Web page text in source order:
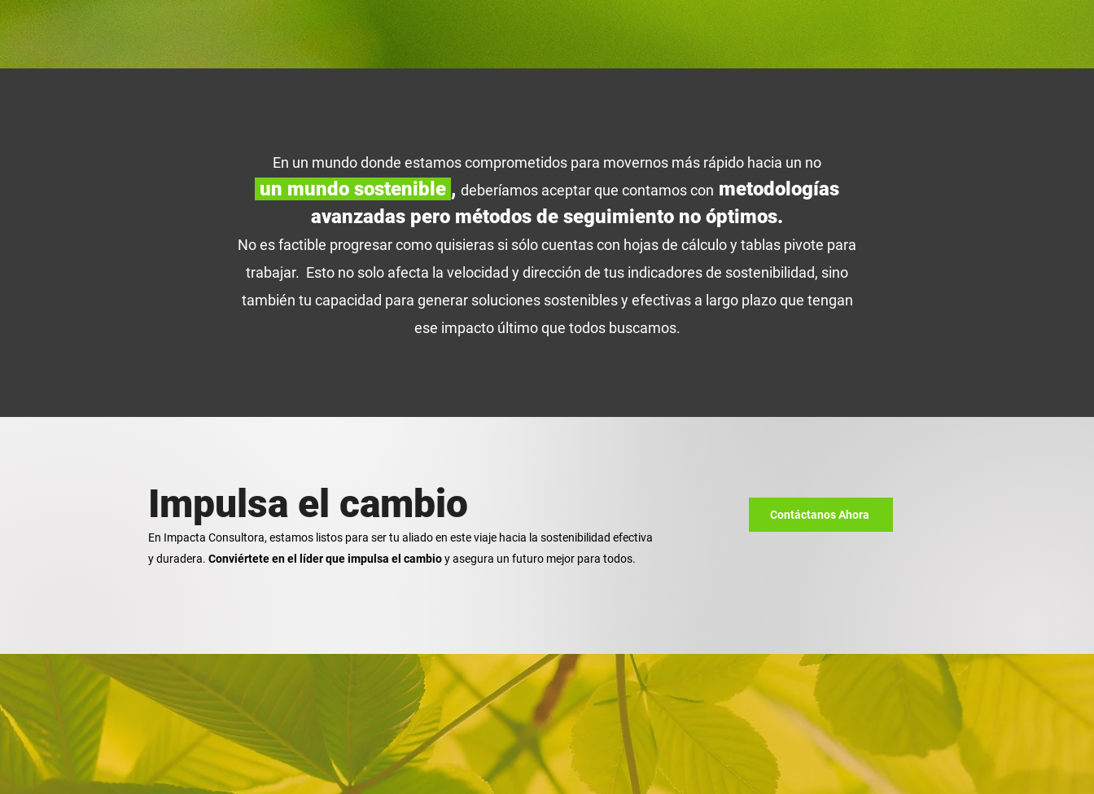
En un mundo donde estamos comprometidos para movernos más rápido hacia un no
un mundo sostenible , deberíamos aceptar que contamos con metodologías
avanzadas pero métodos de seguimiento no óptimos.
No es factible progresar como quisieras si sólo cuentas con hojas de cálculo y tablas pivote para
trabajar. Esto no solo afecta la velocidad y dirección de tus indicadores de sostenibilidad, sino
también tu capacidad para generar soluciones sostenibles y efectivas a largo plazo que tengan
ese impacto último que todos buscamos.
Impulsa el cambio
En Impacta Consultora, estamos listos para ser tu aliado en este viaje hacia la sostenibilidad efectiva
y duradera. Conviértete en el líder que impulsa el cambioy asegura un futuro mejor para todos.
Contáctanos Ahora